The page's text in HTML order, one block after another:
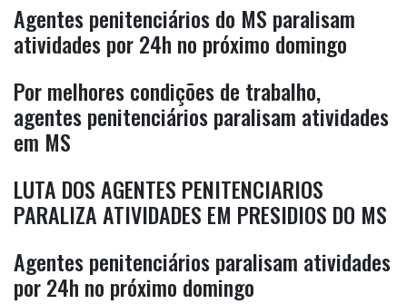
Agentes penitenciários do MS paralisam
atividades por 24h no próximo domingo
Por melhores condições de trabalho,
agentes penitenciários paralisam atividades
em MS
LUTA DOS AGENTES PENITENCIARIOS
PARALIZA ATIVIDADES EM PRESIDIOS DO MS
Agentes penitenciários paralisam atividades
por 24h no próximo domingo